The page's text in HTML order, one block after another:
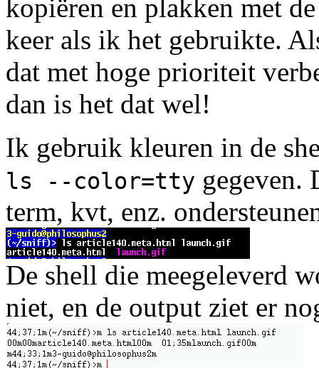
kopiëren en plakken met
keer als ik het gebruikte.
dat met hoge prioriteit
dan is het dat wel!
Ik gebruik kleuren in de
ls --color=tty gegeven.
term, kvt, enz.
De shell die meegeleverd
niet, en de output ziet er